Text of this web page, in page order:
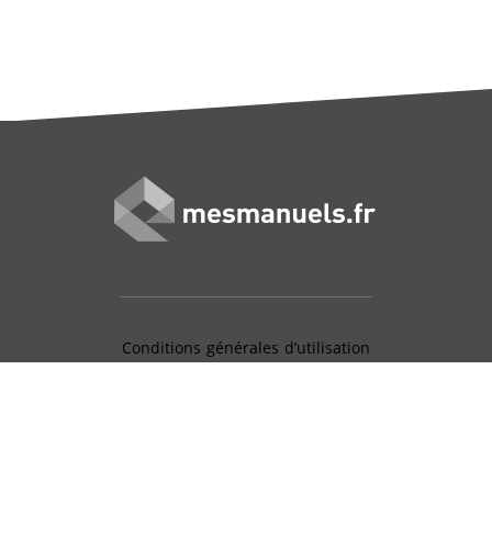
Conditions générales d’utilisation